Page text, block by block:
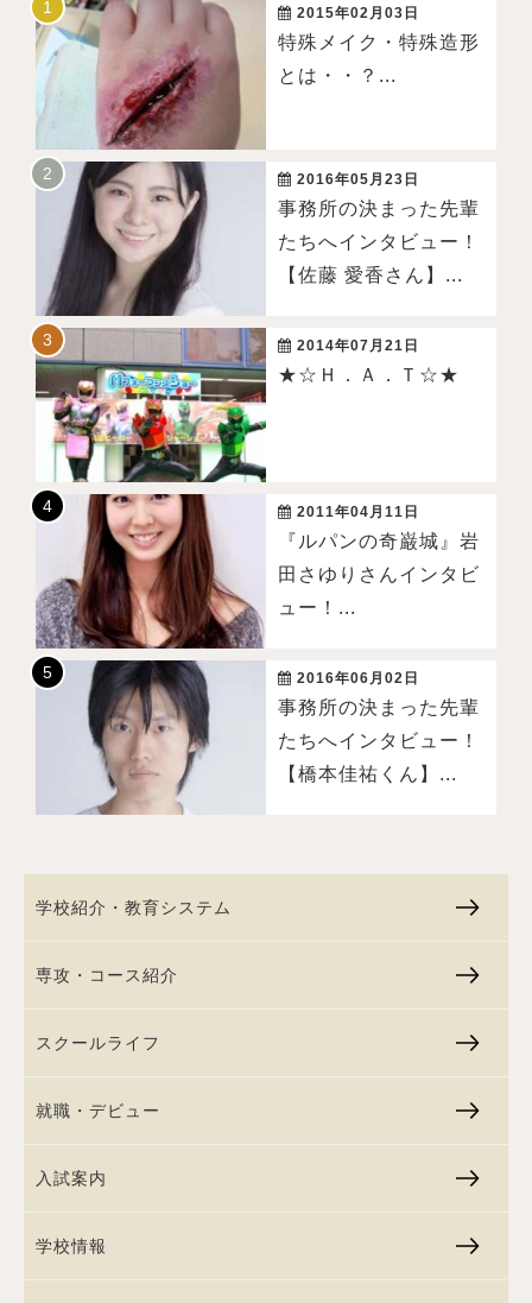
2015年02月03日
特殊メイク・特殊造形
とは・・？...
2016年05月23日
事務所の決まった先輩
たちへインタビュー！
【佐藤 愛香さん】...
2014年07月21日
★☆Ｈ．Ａ．Ｔ☆★
2011年04月11日
『ルパンの奇巌城』岩
田さゆりさんインタビ
ュー！...
2016年06月02日
事務所の決まった先輩
たちへインタビュー！
【橋本佳祐くん】...
学校紹介・教育システム
専攻・コース紹介
スクールライフ
就職・デビュー
入試案内
学校情報